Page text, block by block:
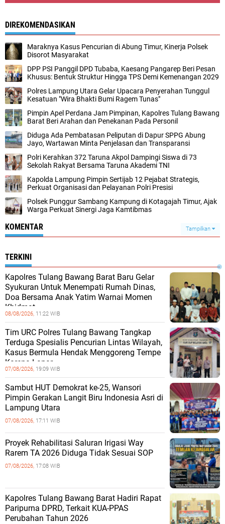
DIREKOMENDASIKAN
Maraknya Kasus Pencurian di Abung Timur, Kinerja Polsek
Disorot Masyarakat
DPP PSI Panggil DPD Tubaba, Kaesang Pangarep Beri Pesan
Khusus: Bentuk Struktur Hingga TPS Demi Kemenangan 2029
Polres Lampung Utara Gelar Upacara Penyerahan Tunggul
Kesatuan "Wira Bhakti Bumi Ragem Tunas"
Pimpin Apel Perdana Jam Pimpinan, Kapolres Tulang Bawang
Barat Beri Arahan dan Penekanan Pada Personil
Diduga Ada Pembatasan Peliputan di Dapur SPPG Abung
Jayo, Wartawan Minta Penjelasan dan Transparansi
Polri Kerahkan 372 Taruna Akpol Dampingi Siswa di 73
Sekolah Rakyat Bersama Taruna Akademi TNI
Kapolda Lampung Pimpin Sertijab 12 Pejabat Strategis,
Perkuat Organisasi dan Pelayanan Polri Presisi
Polsek Punggur Sambang Kampung di Kotagajah Timur, Ajak
Warga Perkuat Sinergi Jaga Kamtibmas
KOMENTAR Tampilkan
TERKINI
Kapolres Tulang Bawang Barat Baru Gelar
Syukuran Untuk Menempati Rumah Dinas,
Doa Bersama Anak Yatim Warnai Momen
Khidmat
08/08/2026, 11:22 WIB
Tim URC Polres Tulang Bawang Tangkap
Terduga Spesialis Pencurian Lintas Wilayah,
Kasus Bermula Hendak Menggoreng Tempe
Karena Lapar
07/08/2026, 19:09 WIB
Sambut HUT Demokrat ke-25, Wansori
Pimpin Gerakan Langit Biru Indonesia Asri di
Lampung Utara
07/08/2026, 17:11 WIB
Proyek Rehabilitasi Saluran Irigasi Way
Rarem TA 2026 Diduga Tidak Sesuai SOP
07/08/2026, 17:08 WIB
Kapolres Tulang Bawang Barat Hadiri Rapat
Paripurna DPRD, Terkait KUA-PPAS
Perubahan Tahun 2026